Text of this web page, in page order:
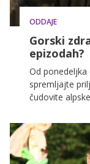
ODDAJE
Gorski
epizodah?
Od ponedeljka
spremljajte
čudovite
izzivi, s
Gruber. Ne
dogajanja.